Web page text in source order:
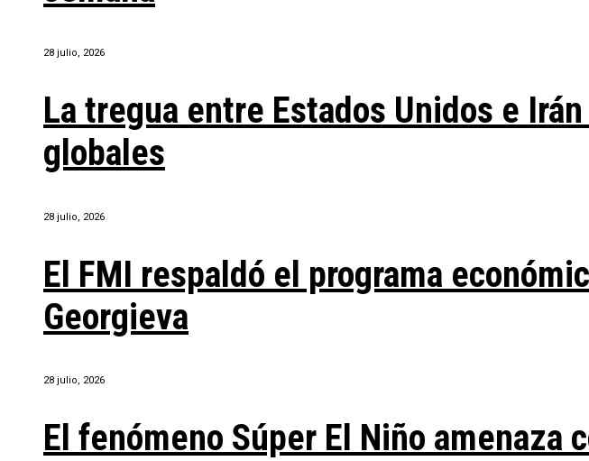
28 julio, 2026
La tregua entre Estados Unidos e
globales
28 julio, 2026
El FMI respaldó el programa
Georgieva
28 julio, 2026
El fenómeno Súper El Niño